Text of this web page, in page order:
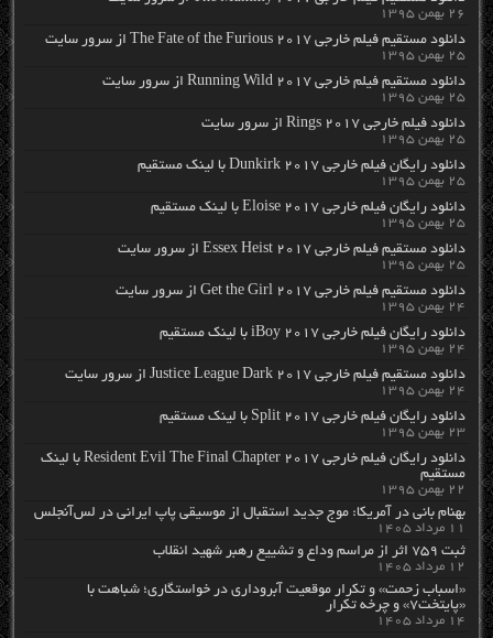
۲۶ بهمن ۱۳۹۵
دانلود مستقیم فیلم خارجی The Fate of the Furious 2017 از سرور سایت
۲۵ بهمن ۱۳۹۵
دانلود مستقیم فیلم خارجی Running Wild 2017 از سرور سایت
۲۵ بهمن ۱۳۹۵
دانلود فیلم خارجی Rings 2017 از سرور سایت
۲۵ بهمن ۱۳۹۵
دانلود رایگان فیلم خارجی Dunkirk 2017 با لینک مستقیم
۲۵ بهمن ۱۳۹۵
دانلود رایگان فیلم خارجی Eloise 2017 با لینک مستقیم
۲۵ بهمن ۱۳۹۵
دانلود مستقیم فیلم خارجی Essex Heist 2017 از سرور سایت
۲۵ بهمن ۱۳۹۵
دانلود مستقیم فیلم خارجی Get the Girl 2017 از سرور سایت
۲۴ بهمن ۱۳۹۵
دانلود رایگان فیلم خارجی iBoy 2017 با لینک مستقیم
۲۴ بهمن ۱۳۹۵
دانلود مستقیم فیلم خارجی Justice League Dark 2017 از سرور سایت
۲۴ بهمن ۱۳۹۵
دانلود رایگان فیلم خارجی Split 2017 با لینک مستقیم
۲۳ بهمن ۱۳۹۵
دانلود رایگان فیلم خارجی Resident Evil The Final Chapter 2017 با لینک
مستقیم
۲۲ بهمن ۱۳۹۵
بهنام بانی در آمریکا: موج جدید استقبال از موسیقی پاپ ایرانی در لس‌آنجلس
۱۱ مرداد ۱۴۰۵
ثبت ۷۵۹ اثر از مراسم وداع و تشییع رهبر شهید انقلاب
۱۲ مرداد ۱۴۰۵
«اسباب زحمت» و تکرار موقعیت آبروداری در خواستگاری؛ شباهت با
«پایتخت۷» و چرخه تکرار
۱۴ مرداد ۱۴۰۵